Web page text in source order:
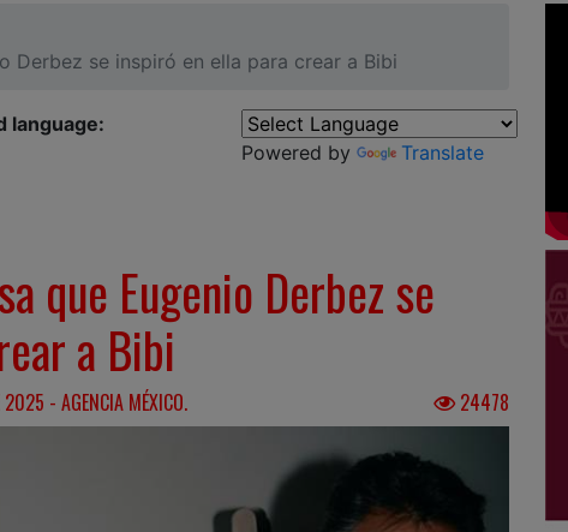
Derbez se inspiró en ella para crear a Bibi
language:
Powered by
Translate
que Eugenio Derbez se
a Bibi
2025 - AGENCIA MÉXICO. 24478